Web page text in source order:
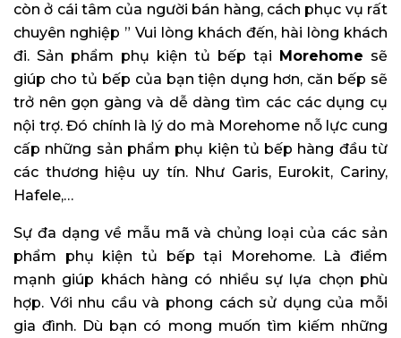
còn ở cái tâm của người bán hàng, cách phục vụ rất
chuyên nghiệp ” Vui lòng khách đến, hài lòng khách
đi. Sản phẩm phụ kiện tủ bếp tại Morehome sẽ
giúp cho tủ bếp của bạn tiện dụng hơn, căn bếp sẽ
trở nên gọn gàng và dễ dàng tìm các các dụng cụ
nội trợ. Đó chính là lý do mà Morehome nỗ lực cung
cấp những sản phẩm phụ kiện tủ bếp hàng đầu từ
các thương hiệu uy tín. Như Garis, Eurokit, Cariny,
Hafele,…
Sự đa dạng về mẫu mã và chủng loại của các sản
phẩm phụ kiện tủ bếp tại Morehome. Là điểm
mạnh giúp khách hàng có nhiều sự lựa chọn phù
hợp. Với nhu cầu và phong cách sử dụng của mỗi
gia đình. Dù bạn có mong muốn tìm kiếm những